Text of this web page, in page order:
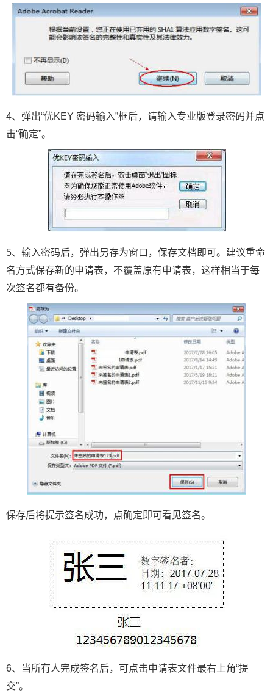
4、弹出“优KEY 密码输入”框后，请输入专业版登录密码并点
击“确定”。
5、输入密码后，弹出另存为窗口，保存文档即可。建议重命
名方式保存新的申请表，不覆盖原有申请表，这样相当于每
次签名都有备份。
保存后将提示签名成功，点确定即可看见签名。
6、当所有人完成签名后，可点击申请表文件最右上角“提
交”。